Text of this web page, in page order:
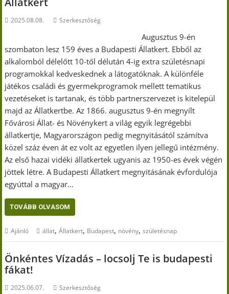
2025.08.08. Szerkesztőség
Augusztus 9-én
szombaton lesz 159 éves a Budapesti Állatkert. Ebből az
alkalomból délelőtt 10-től délután 4-ig extra születésnapi
programokkal kedveskednek a látogatóknak. A különféle
játékos családi és gyermekprogramok mellett tematikus
vezetéseket is tartanak, és több partnerszervezet is kitelepül
majd az Állatkertbe. Az 1866. augusztus 9-én megnyílt
Fővárosi Állat- és Növénykert a világ egyik legrégebbi
állatkertje, Magyarországon pedig megnyitásától számítva
közel száz éven át ez volt az egyetlen ilyen jellegű intézmény.
Az első hazai vidéki állatkertek ugyanis az 1950-es évek végén
jöttek létre. A Budapesti Állatkert megnyitásának évfordulója
egyúttal a magyar…
TOVÁBB OLVASOM
Ajánló állat,Állatkert, Budapest, növény,születésnap
Önkéntes Vízadás – locsolj Te is budapesti
fákat!
2025.06.07. Szerkesztőség